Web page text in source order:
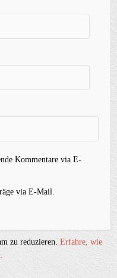
Kommentare via E-
via E-Mail.
zu reduzieren.Erfahre, wie